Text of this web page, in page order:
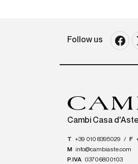
Follow us
Cambi Casa d'Aste
T +39 010 8395029 / F
M
info@cambiaste.com
P.IVA 03706800103